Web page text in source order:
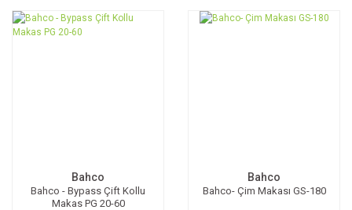
Bahco
Bahco - Bypass Çift Kollu
Makas PG 20-60
Bahco
Bahco- Çim Makası GS-180